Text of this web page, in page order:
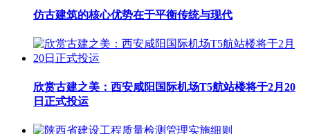
仿古建筑的核心优势在于平衡传统与现代
欣赏古建之美：西安咸阳国际机场T5航站楼将于2月20
日正式投运